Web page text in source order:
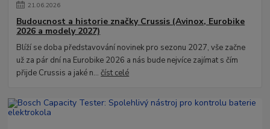
21.06.2026
Budoucnost a historie značky Crussis (Avinox, Eurobike
2026 a modely 2027)
Blíží se doba představování novinek pro sezonu 2027, vše začne
už za pár dní na Eurobike 2026 a nás bude nejvíce zajímat s čím
přijde Crussis a jaké n...číst celé